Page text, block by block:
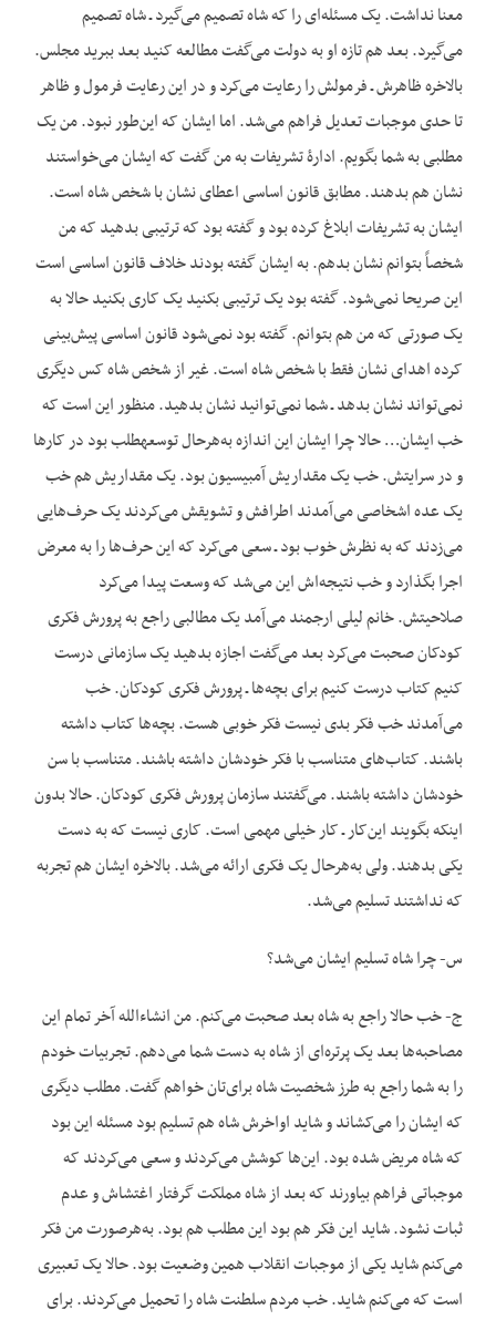
معنا نداشت. یک مسئله‌ای را که شاه تصمیم می‌گیرد ـ شاه تصمیم
می‌گیرد. بعد هم تازه او به دولت می‌گفت مطالعه کنید بعد ببرید مجلس.
بالاخره ظاهرش ـ فرمولش را رعایت می‌کرد و در این رعایت فرمول و ظاهر
تا حدی موجبات تعدیل فراهم می‌شد. اما ایشان که این‌طور نبود. من یک
مطلبی به شما بگویم. ادارۀ تشریفات به من گفت که ایشان می‌خواستند
نشان هم بدهند. مطابق قانون اساسی اعطای نشان با شخص شاه است.
ایشان به تشریفات ابلاغ کرده بود و گفته بود که ترتیبی بدهید که من
شخصاً بتوانم نشان بدهم. به ایشان گفته بودند خلاف قانون اساسی است
این صریحا نمی‌شود. گفته بود یک ترتیبی بکنید یک کاری بکنید حالا به
یک صورتی که من هم بتوانم. گفته بود نمی‌شود قانون اساسی پیش‌بینی
کرده اهدای نشان فقط با شخص شاه است. غیر از شخص شاه کس دیگری
نمی‌تواند نشان بدهد ـ شما نمی‌توانید نشان بدهید. منظور این است که
خب ایشان… حالا چرا ایشان این اندازه به‌هرحال توسعه‏طلب بود در کارها
و در سرایتش. خب یک مقداریش آمبیسیون بود. یک مقداریش هم خب
یک عده اشخاصی می‌آمدند اطرافش و تشویقش می‌کردند یک حرف‌هایی
می‌زدند که به نظرش خوب بود ـ سعی می‌کرد که این حرف‌ها را به معرض
اجرا بگذارد و خب نتیجه‌اش این می‌شد که وسعت پیدا می‌کرد
صلاحیتش. خانم لیلی ارجمند می‌آمد یک مطالبی راجع به پرورش فکری
کودکان صحبت می‌کرد بعد می‌گفت اجازه بدهید یک سازمانی درست
کنیم کتاب درست کنیم برای بچه‌ها ـ پرورش فکری کودکان. خب
می‌آمدند خب فکر بدی نیست فکر خوبی هست. بچه‌ها کتاب داشته
باشند. کتاب‌های متناسب با فکر خودشان داشته باشند. متناسب با سن
خودشان داشته باشند. می‌گفتند سازمان پرورش فکری کودکان. حالا بدون
این‏که بگویند این‌کار ـ کار خیلی مهمی است. کاری نیست که به دست
یکی بدهند. ولی به‌هرحال یک فکری ارائه می‌شد. بالاخره ایشان هم تجربه
که نداشتند تسلیم می‌شد.
س- چرا شاه تسلیم ایشان می‌شد؟
ج- خب حالا راجع به شاه بعد صحبت می‌کنم. من ان‏شاءالله آخر تمام این
مصاحبه‌ها بعد یک پرتره‌ای از شاه به دست شما می‌دهم. تجربیات خودم
را به شما راجع به طرز شخصیت شاه برای‌تان خواهم گفت. مطلب دیگری
که ایشان را می‌کشاند و شاید اواخرش شاه هم تسلیم بود مسئله این بود
که شاه مریض شده بود. این‌ها کوشش می‌کردند و سعی می‌کردند که
موجباتی فراهم بیاورند که بعد از شاه مملکت گرفتار اغتشاش و عدم
ثبات نشود. شاید این فکر هم بود این مطلب هم بود. به‌هرصورت من فکر
می‌کنم شاید یکی از موجبات انقلاب همین وضعیت بود. حالا یک تعبیری
است که می‌کنم شاید. خب مردم سلطنت شاه را تحمیل می‌کردند. برای